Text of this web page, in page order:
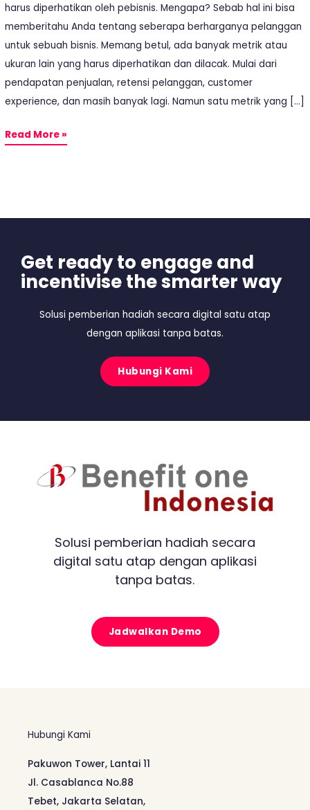
harus diperhatikan oleh pebisnis. Mengapa? Sebab hal ini bisa
memberitahu Anda tentang seberapa berharganya pelanggan
untuk sebuah bisnis. Memang betul, ada banyak metrik atau
ukuran lain yang harus diperhatikan dan dilacak. Mulai dari
pendapatan penjualan, retensi pelanggan, customer
experience, dan masih banyak lagi. Namun satu metrik yang […]
Read More »
Get ready to engage and
incentivise the smarter way
Solusi pemberian hadiah secara digital satu atap
dengan aplikasi tanpa batas.
Hubungi Kami
Solusi pemberian hadiah secara
digital satu atap dengan aplikasi
tanpa batas.
Jadwalkan Demo
Hubungi Kami
Pakuwon Tower, Lantai 11
Jl. Casablanca No.88
Tebet, Jakarta Selatan,